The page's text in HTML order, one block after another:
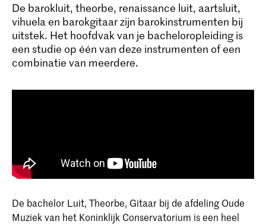
De barokluit, theorbe, renaissance luit, aartsluit,
vihuela en barokgitaar zijn barokinstrumenten bij
uitstek. Het hoofdvak van je bacheloropleiding is
een studie op één van deze instrumenten of een
combinatie van meerdere.
De bachelor Luit, Theorbe, Gitaar bij de afdeling Oude
Muziek van het Koninklijk Conservatorium is een heel